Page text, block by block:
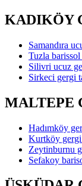
KADIKÖY
Samandıra
Tuzla barissol
Silivri ucuz
Sirkeci gergi
MALTEPE
Hadımköy
Kurtköy gergi
Zeytinburnu
Sefakoy